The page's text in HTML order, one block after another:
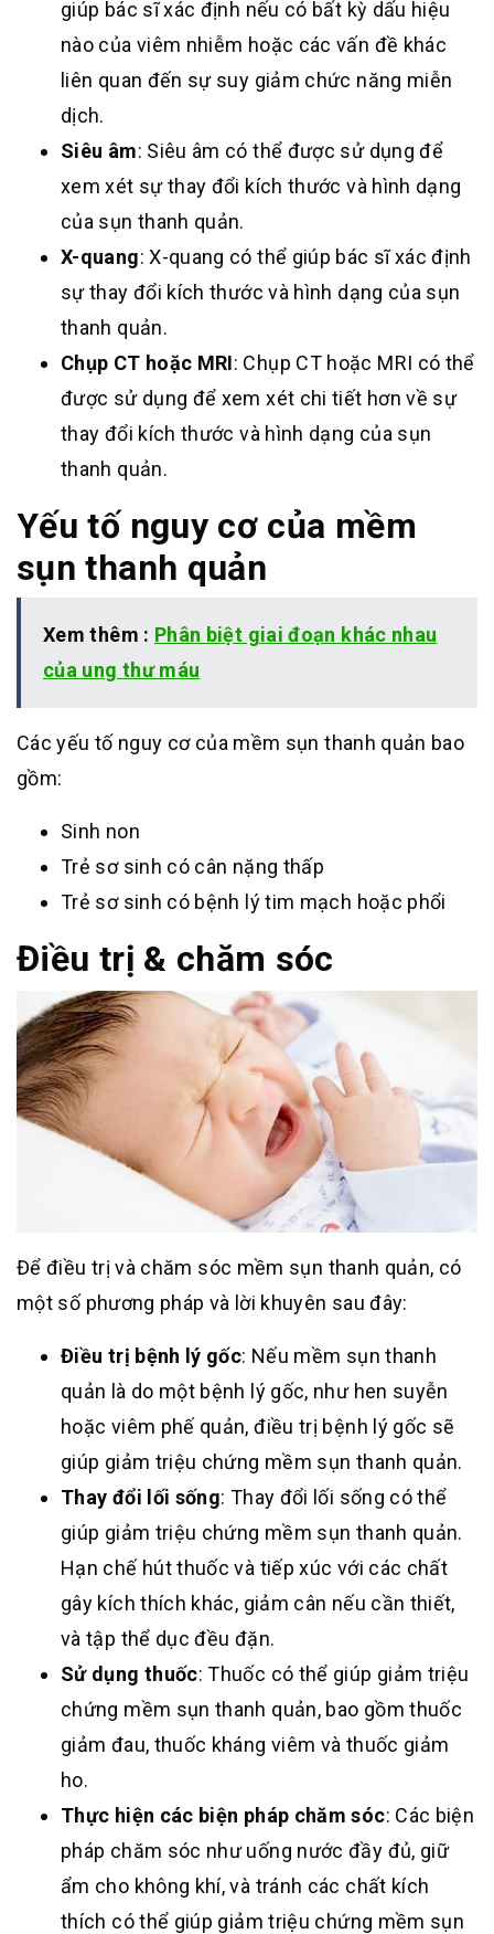
giúp bác sĩ xác định nếu có bất kỳ dấu hiệu
nào của viêm nhiễm hoặc các vấn đề khác
liên quan đến sự suy giảm chức năng miễn
dịch.
Siêu âm: Siêu âm có thể được sử dụng để
xem xét sự thay đổi kích thước và hình dạng
của sụn thanh quản.
X-quang: X-quang có thể giúp bác sĩ xác định
sự thay đổi kích thước và hình dạng của sụn
thanh quản.
Chụp CT hoặc MRI: Chụp CT hoặc MRI có thể
được sử dụng để xem xét chi tiết hơn về sự
thay đổi kích thước và hình dạng của sụn
thanh quản.
Yếu tố nguy cơ của mềm
sụn thanh quản
Xem thêm : Phân biệt giai đoạn khác nhau
của ung thư máu
Các yếu tố nguy cơ của mềm sụn thanh quản bao
gồm:
Sinh non
Trẻ sơ sinh có cân nặng thấp
Trẻ sơ sinh có bệnh lý tim mạch hoặc phổi
Điều trị & chăm sóc
Để điều trị và chăm sóc mềm sụn thanh quản, có
một số phương pháp và lời khuyên sau đây:
Điều trị bệnh lý gốc: Nếu mềm sụn thanh
quản là do một bệnh lý gốc, như hen suyễn
hoặc viêm phế quản, điều trị bệnh lý gốc sẽ
giúp giảm triệu chứng mềm sụn thanh quản.
Thay đổi lối sống: Thay đổi lối sống có thể
giúp giảm triệu chứng mềm sụn thanh quản.
Hạn chế hút thuốc và tiếp xúc với các chất
gây kích thích khác, giảm cân nếu cần thiết,
và tập thể dục đều đặn.
Sử dụng thuốc: Thuốc có thể giúp giảm triệu
chứng mềm sụn thanh quản, bao gồm thuốc
giảm đau, thuốc kháng viêm và thuốc giảm
ho.
Thực hiện các biện pháp chăm sóc: Các biện
pháp chăm sóc như uống nước đầy đủ, giữ
ẩm cho không khí, và tránh các chất kích
thích có thể giúp giảm triệu chứng mềm sụn